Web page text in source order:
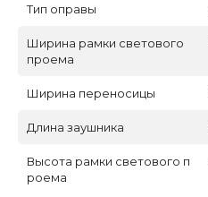
Тип оправы
Ширина рамки светового
проема
Ширина переносицы
Длина заушника
Высота рамки светового п
роема